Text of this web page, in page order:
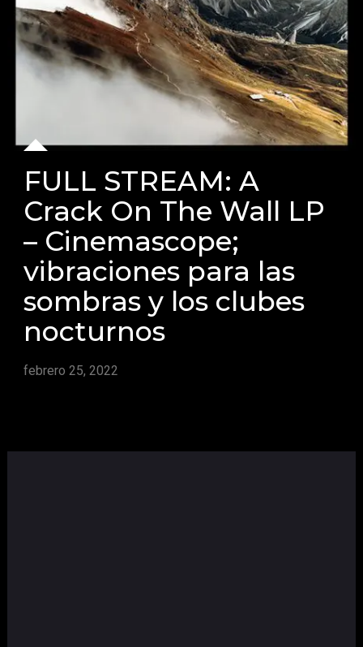
FULL STREAM: A
Crack On The Wall LP
– Cinemascope;
vibraciones para las
sombras y los clubes
nocturnos
febrero 25, 2022